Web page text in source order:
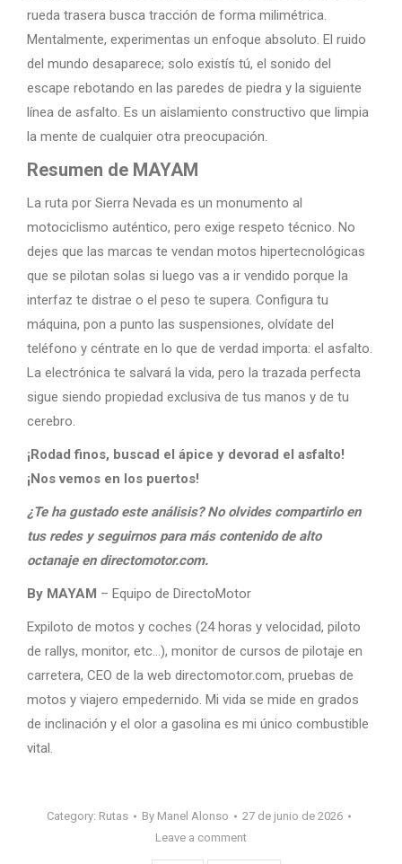
rueda trasera busca tracción de forma milimétrica.
Mentalmente, experimentas un enfoque absoluto. El ruido
del mundo desaparece; solo existís tú, el sonido del
escape rebotando en las paredes de piedra y la siguiente
línea de asfalto. Es un aislamiento constructivo que limpia
la mente de cualquier otra preocupación.
Resumen de MAYAM
La ruta por Sierra Nevada es un monumento al
motociclismo auténtico, pero exige respeto técnico. No
dejes que las marcas te vendan motos hipertecnológicas
que se pilotan solas si luego vas a ir vendido porque la
interfaz te distrae o el peso te supera. Configura tu
máquina, pon a punto las suspensiones, olvídate del
teléfono y céntrate en lo que de verdad importa: el asfalto.
La electrónica te salvará la vida, pero la trazada perfecta
sigue siendo propiedad exclusiva de tus manos y de tu
cerebro.
¡Rodad finos, buscad el ápice y devorad el asfalto!
¡Nos vemos en los puertos!
¿Te ha gustado este análisis? No olvides compartirlo en
tus redes y seguirnos para más contenido de alto
octanaje en directomotor.com.
By MAYAM – Equipo de DirectoMotor
Expiloto de motos y coches (24 horas y velocidad, piloto
de rallys, monitor, etc…), monitor de cursos de pilotaje en
carretera, CEO de la web directomotor.com, pruebas de
motos y viajero empedernido. Mi vida se mide en grados
de inclinación y el olor a gasolina es mi único combustible
vital.
Category: Rutas By Manel Alonso
27 de junio de 2026
Leave a comment